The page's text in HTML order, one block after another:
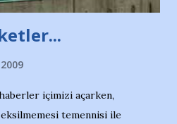
içimizi açarken,
temennisi ile